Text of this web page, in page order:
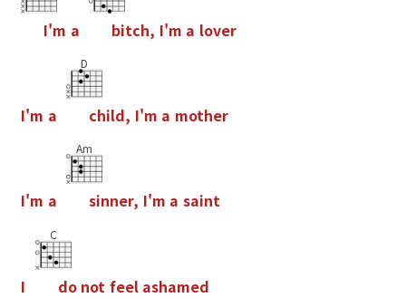
I'm a bitch, I'm a lover
I'm a
D
child, I'm a mother
I'm a
Am
sinner, I'm a saint
I
C
do not feel ashamed